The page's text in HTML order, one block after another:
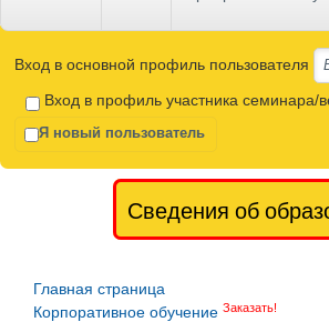
Вход в основной профиль пользователя
Вход в профиль участника семинара/
Я новый пользователь
Сведения об
Главная страница
Корпоративное обучение Заказать!